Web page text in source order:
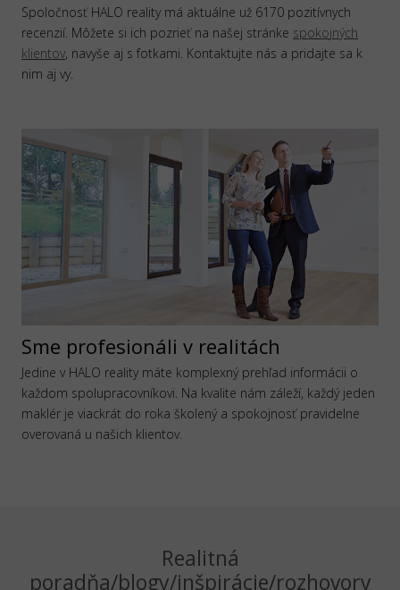
Spoločnosť HALO reality má aktuálne už 6170 pozitívnych
recenzií. Môžete si ich pozrieť na našej stránke spokojných
klientov, navyše aj s fotkami. Kontaktujte nás a pridajte sa k
nim aj vy.
Sme profesionáli v realitách
Jedine v HALO reality máte komplexný prehľad informácii o
každom spolupracovníkovi. Na kvalite nám záleží, každý jeden
maklér je viackrát do roka školený a spokojnosť pravidelne
overovaná u našich klientov.
Realitná
poradňa/blogy/inšpirácie/rozhovory